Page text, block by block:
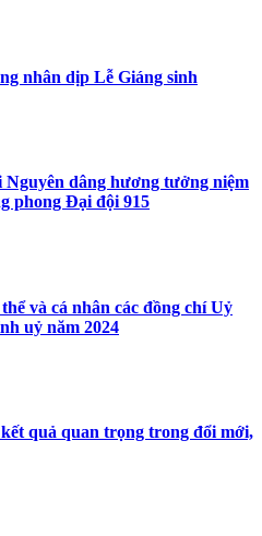
nhân dịp Lễ Giáng sinh
dâng hương tưởng niệm
phong Đại đội 915
và cá nhân các đồng chí Uỷ
uỷ năm 2024
quả quan trọng trong đổi mới,